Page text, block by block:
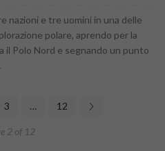
nazioni e tre uomini in una delle
polare, aprendo per la
il Polo Nord e segnando un punto
3 … 12
2 of 12